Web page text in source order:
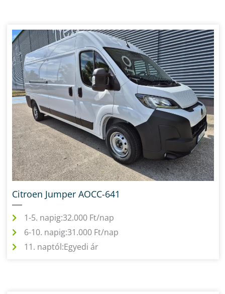
Citroen Jumper AOCC-641
1-5. napig:32.000 Ft/nap
6-10. napig:31.000 Ft/nap
11. naptól:Egyedi ár